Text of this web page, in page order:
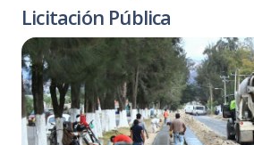
Licitación Pública